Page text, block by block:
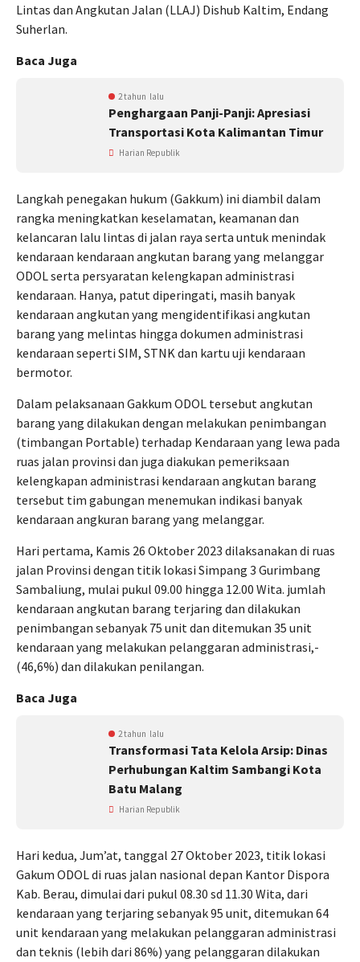
Lintas dan Angkutan Jalan (LLAJ) Dishub Kaltim, Endang
Suherlan.
Baca Juga
2 tahun lalu
Penghargaan Panji-Panji: Apresiasi
Transportasi Kota Kalimantan Timur
Harian Republik
Langkah penegakan hukum (Gakkum) ini diambil dalam
rangka meningkatkan keselamatan, keamanan dan
kelancaran lalu lintas di jalan raya serta untuk menindak
kendaraan kendaraan angkutan barang yang melanggar
ODOL serta persyaratan kelengkapan administrasi
kendaraan. Hanya, patut diperingati, masih banyak
kendaraan angkutan yang mengidentifikasi angkutan
barang yang melintas hingga dokumen administrasi
kendaraan seperti SIM, STNK dan kartu uji kendaraan
bermotor.
Dalam pelaksanaan Gakkum ODOL tersebut angkutan
barang yang dilakukan dengan melakukan penimbangan
(timbangan Portable) terhadap Kendaraan yang lewa pada
ruas jalan provinsi dan juga diakukan pemeriksaan
kelengkapan administrasi kendaraan angkutan barang
tersebut tim gabungan menemukan indikasi banyak
kendaraan angkuran barang yang melanggar.
Hari pertama, Kamis 26 Oktober 2023 dilaksanakan di ruas
jalan Provinsi dengan titik lokasi Simpang 3 Gurimbang
Sambaliung, mulai pukul 09.00 hingga 12.00 Wita. jumlah
kendaraan angkutan barang terjaring dan dilakukan
penimbangan sebanyak 75 unit dan ditemukan 35 unit
kendaraan yang melakukan pelanggaran administrasi,-
(46,6%) dan dilakukan penilangan.
Baca Juga
2 tahun lalu
Transformasi Tata Kelola Arsip: Dinas
Perhubungan Kaltim Sambangi Kota
Batu Malang
Harian Republik
Hari kedua, Jum’at, tanggal 27 Oktober 2023, titik lokasi
Gakum ODOL di ruas jalan nasional depan Kantor Dispora
Kab. Berau, dimulai dari pukul 08.30 sd 11.30 Wita, dari
kendaraan yang terjaring sebanyak 95 unit, ditemukan 64
unit kendaraan yang melakukan pelanggaran administrasi
dan teknis (lebih dari 86%) yang pelanggaran dilakukan